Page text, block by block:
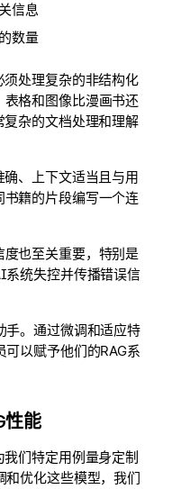
信息
数量
处理复杂的非结构化
格和图像比漫画书还
杂的文档处理和理解
、上下文适当且与用
籍的片段编写一个连
也至关重要，特别是
系统失控并传播错误信
手。通过微调和适应特
以赋予他们的RAG系
性能
们特定用例量身定制
优化这些模型，我们